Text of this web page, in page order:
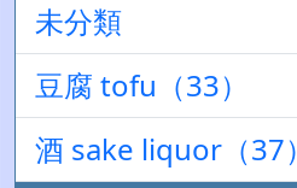
未分類
豆腐 tofu（33）
酒 sake liquor（37）